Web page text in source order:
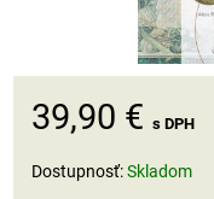
39,90 € s DPH
Dostupnosť:Skladom